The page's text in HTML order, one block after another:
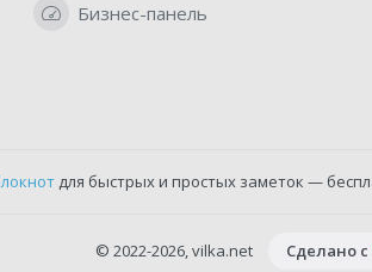
Бизнес-панель
для быстрых и простых заметок —
© 2022-2026, vilka.net Сделано с